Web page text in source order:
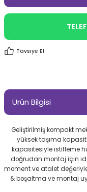
Tavsiye Et
Ürün Bilgisi
Geliştirilmiş kompakt
yüksek taşıma
kapasitesiyle istifleme
doğrudan montaj için
moment ve atalet
& boşaltma ve montaj